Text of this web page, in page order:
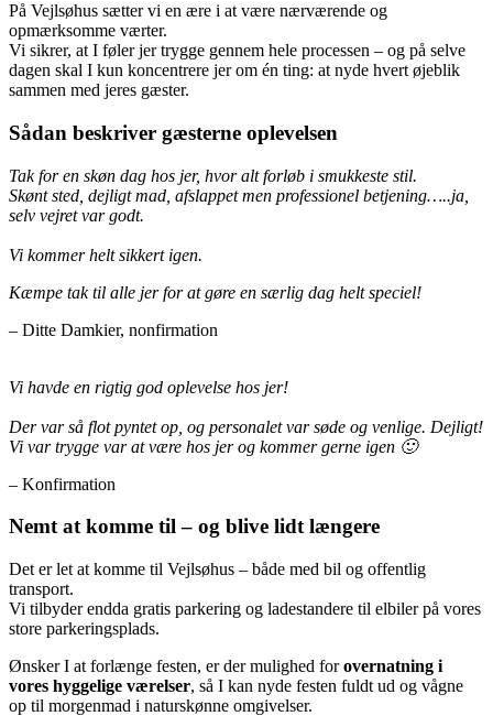
På Vejlsøhus sætter vi en ære i at være nærværende og
opmærksomme værter.
Vi sikrer, at I føler jer trygge gennem hele processen – og på selve
dagen skal I kun koncentrere jer om én ting: at nyde hvert øjeblik
sammen med jeres gæster.
Sådan beskriver gæsterne oplevelsen
Tak for en skøn dag hos jer, hvor alt forløb i smukkeste stil.
Skønt sted, dejligt mad, afslappet men professionel betjening…..ja,
selv vejret var godt.
Vi kommer helt sikkert igen.
Kæmpe tak til alle jer for at gøre en særlig dag helt speciel!
– Ditte Damkier, nonfirmation
Vi havde en rigtig god oplevelse hos jer!
Der var så flot pyntet op, og personalet var søde og venlige. Dejligt!
Vi var trygge var at være hos jer og kommer gerne igen 🙂
– Konfirmation
Nemt at komme til – og blive lidt længere
Det er let at komme til Vejlsøhus – både med bil og offentlig
transport.
Vi tilbyder endda gratis parkering og ladestandere til elbiler på vores
store parkeringsplads.
Ønsker I at forlænge festen, er der mulighed forovernatning i
vores hyggelige værelser, så I kan nyde festen fuldt ud og vågne
op til morgenmad i naturskønne omgivelser.